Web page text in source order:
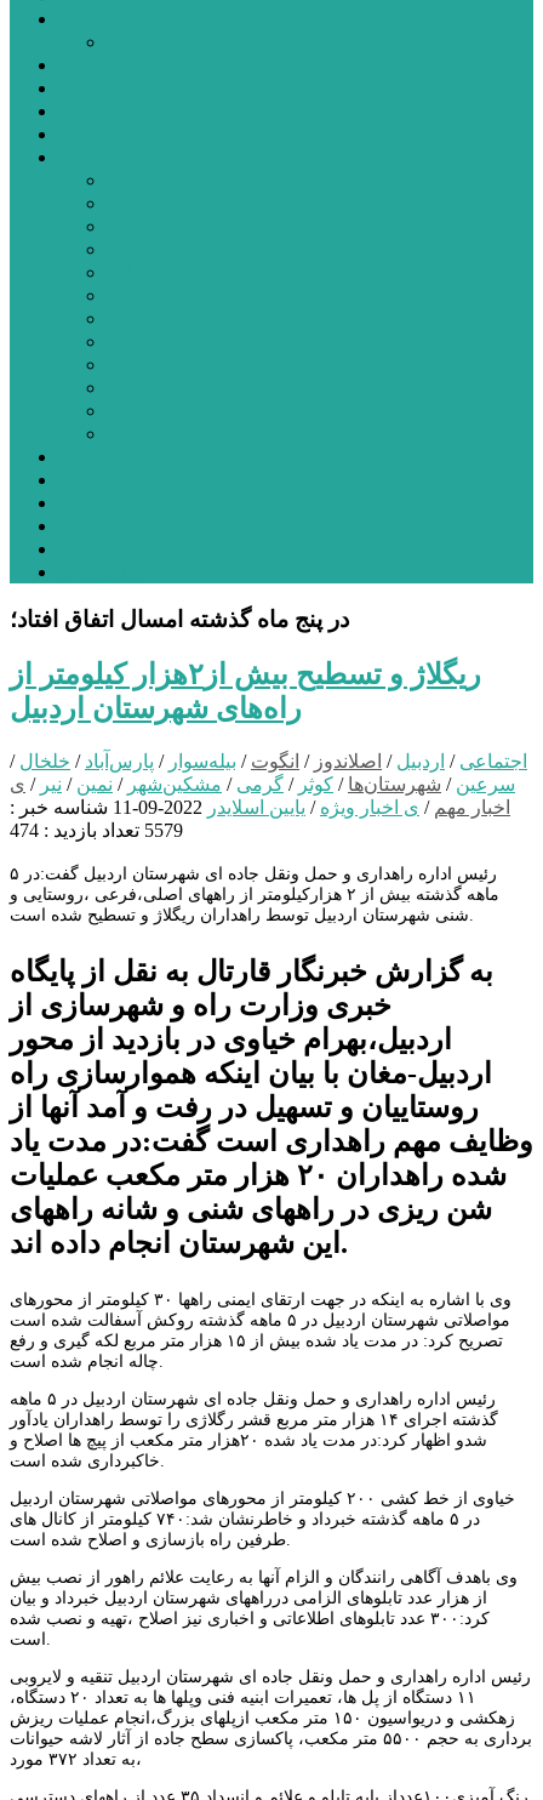
در پنج ماه گذشته امسال اتفاق افتاد؛
ریگلاژ و تسطیح بیش از۲هزار کیلومتر از
راه‌های شهرستان اردبیل
اجتماعی / اردبیل / اصلاندوز / انگوت / بیله‌سوار / پارس‌آباد / خلخال /
سرعین / شهرستان‌ها / کوثر / گرمی / مشکین‌شهر / نمین / نیر / ی
اخبار مهم / ی اخبار ویژه / یایین اسلایدر 2022-09-11
شناسه خبر :
5579 تعداد بازدید : 474
رئیس اداره راهداری و حمل ونقل جاده ای شهرستان اردبیل گفت:در ۵
ماهه گذشته بیش از ۲ هزارکیلومتر از راههای اصلی،فرعی ،روستایی و
به گزارش خبرنگار قارتال به نقل از پایگاه
خبری وزارت راه و شهرسازی از
اردبیل،بهرام خیاوی در بازدید از محور
اردبیل-مغان با بیان اینکه هموارسازی راه
روستاییان و تسهیل در رفت و آمد آنها از
وظایف مهم راهداری است گفت:در مدت یاد
شده راهداران ۲۰ هزار متر مکعب عملیات
شن ریزی در راههای شنی و شانه راههای
این شهرستان انجام داده اند.
وی با اشاره به اینکه در جهت ارتقای ایمنی راهها ۳۰ کیلومتر از محورهای
مواصلاتی شهرستان اردبیل در ۵ ماهه گذشته روکش آسفالت شده است
تصریح کرد: در مدت یاد شده بیش از ۱۵ هزار متر مربع لکه گیری و رفع
رئیس اداره راهداری و حمل ونقل جاده ای شهرستان اردبیل در ۵ ماهه
گذشته اجرای ۱۴ هزار متر مربع قشر رگلاژی را توسط راهداران یادآور
شدو اظهار کرد:در مدت یاد شده ۲۰هزار متر مکعب از پیچ ها اصلاح و
خیاوی از خط کشی ۲۰۰ کیلومتر از محورهای مواصلاتی شهرستان اردبیل
در ۵ ماهه گذشته خبرداد و خاطرنشان شد:۷۴۰ کیلومتر از کانال های
وی باهدف آگاهی رانندگان و الزام آنها به رعایت علائم راهور از نصب بیش
از هزار عدد تابلوهای الزامی درراههای شهرستان اردبیل خبرداد و بیان
کرد:۳۰۰ عدد تابلوهای اطلاعاتی و اخباری نیز اصلاح ،تهیه و نصب شده
رئیس اداره راهداری و حمل ونقل جاده ای شهرستان اردبیل تنقیه و لایروبی
۱۱ دستگاه از پل ها، تعمیرات ابنیه فنی وپلها ها به تعداد ۲۰ دستگاه،
زهکشی و دریواسیون ۱۵۰ متر مکعب ازپلهای بزرگ،انجام عملیات ریزش
برداری به حجم ۵۵۰۰ متر مکعب، پاکسازی سطح جاده از آثار لاشه حیوانات
به تعداد ۳۷۲ مورد،